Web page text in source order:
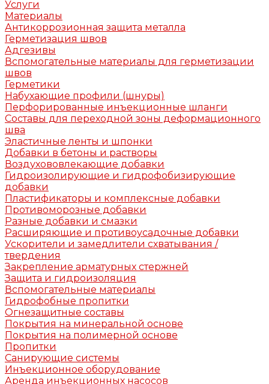
Услуги
Материалы
Антикоррозионная защита металла
Герметизация швов
Адгезивы
Вспомогательные материалы для герметизации
швов
Герметики
Набухающие профили (шнуры)
Перфорированные инъекционные шланги
Составы для переходной зоны деформационного
шва
Эластичные ленты и шпонки
Добавки в бетоны и растворы
Воздухововлекающие добавки
Гидроизолирующие и гидрофобизирующие
добавки
Пластификаторы и комплексные добавки
Противоморозные добавки
Разные добавки и смазки
Расширяющие и противоусадочные добавки
Ускорители и замедлители схватывания /
твердения
Закрепление арматурных стержней
Защита и гидроизоляция
Вспомогательные материалы
Гидрофобные пропитки
Огнезащитные составы
Покрытия на минеральной основе
Покрытия на полимерной основе
Пропитки
Санирующие системы
Инъекционное оборудование
Аренда инъекционных насосов